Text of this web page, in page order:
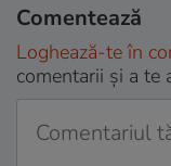
Comentează
Loghează-te în
comentarii și a te